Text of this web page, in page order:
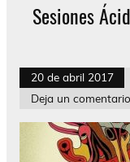
Sesiones
20 de abril 2017
Deja un comentario